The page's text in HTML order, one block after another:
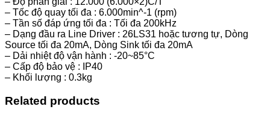
– Tốc độ quay tối đa : 6.000min^-1 (rpm)
– Tần số đáp ứng tối đa : Tối đa 200kHz
– Dạng đầu ra Line Driver : 26LS31 hoặc tương tự, Dòng
Source tối đa 20mA, Dòng Sink tối đa 20mA
– Dải nhiệt độ vận hành : -20~85°C
– Cấp độ bảo vệ : IP40
– Khối lượng : 0.3kg
Related products